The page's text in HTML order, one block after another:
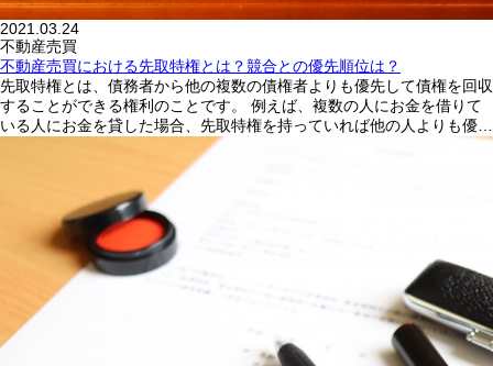
2021.03.24
不動産売買
不動産売買における先取特権とは？競合との優先順位は？
先取特権とは、債務者から他の複数の債権者よりも優先して債権を回収
することができる権利のことです。 例えば、複数の人にお金を借りて
いる人にお金を貸した場合、先取特権を持っていれば他の人よりも優…